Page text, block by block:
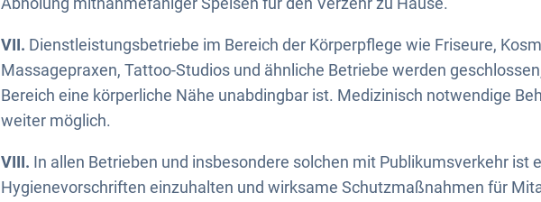
VII. Dienstleistungsbetriebe im Bereich der Körperpflege wie Friseure,
Massagepraxen, Tattoo-Studios und ähnliche Betriebe werden
Bereich eine körperliche Nähe unabdingbar ist. Medizinisch notwendige
weiter möglich.
VIII. In allen Betrieben und insbesondere solchen mit Publikumsverkehr ist
Hygienevorschriften einzuhalten und wirksame Schutzmaßnahmen für